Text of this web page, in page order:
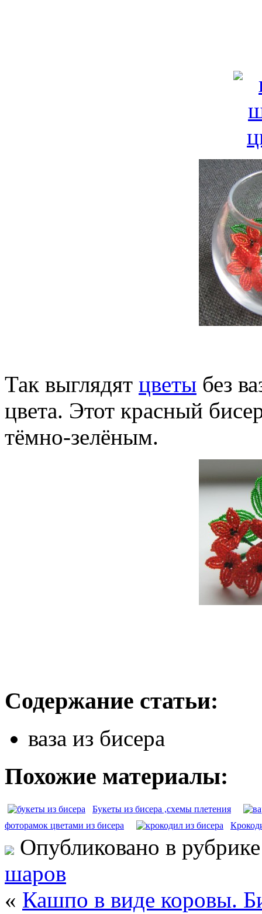
Так выглядят цветы без
цвета. Этот красный
тёмно-зелёным.
Содержание статьи:
ваза из бисера
Похожие материалы:
Букеты из бисера ,схемы плетения
фоторамок цветами из бисера
Опубликовано в
шаров
« Кашпо в виде коровы.